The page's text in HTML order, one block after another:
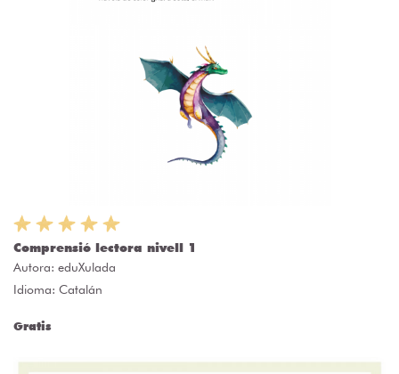
Comprensió lectora nivell 1
Autora: eduXulada
Idioma: Catalán
Gratis